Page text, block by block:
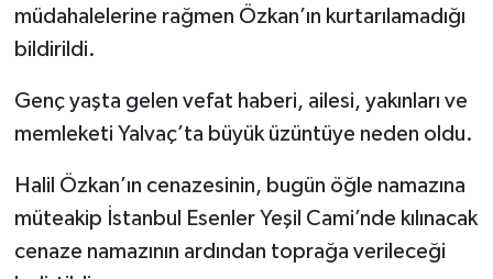
müdahalelerine rağmen Özkan’ın kurtarılamadığı
bildirildi.
Genç yaşta gelen vefat haberi, ailesi, yakınları ve
memleketi Yalvaç’ta büyük üzüntüye neden oldu.
Halil Özkan’ın cenazesinin, bugün öğle namazına
müteakip İstanbul Esenler Yeşil Cami’nde kılınacak
cenaze namazının ardından toprağa verileceği
Yerel
Künye